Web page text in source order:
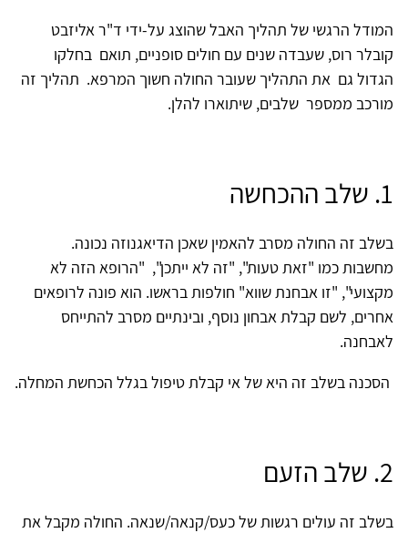
המודל הרגשי של תהליך האבל שהוצג על-ידי ד"ר אליזבט
קובלר רוס, שעבדה שנים עם חולים סופניים, תואם בחלקו
הגדול גם את התהליך שעובר החולה חשוך המרפא. תהליך זה
מורכב ממספר שלבים, שיתוארו להלן.
1. שלב ההכחשה
בשלב זה החולה מסרב להאמין שאכן הדיאגנוזה נכונה.
מחשבות כמו "זאת טעות", "זה לא ייתכן", "הרופא הזה לא
מקצועי", "זו אבחנת שווא" חולפות בראשו. הוא פונה לרופאים
אחרים, לשם קבלת אבחון נוסף, ובינתיים מסרב להתייחס
לאבחנה.
הסכנה בשלב זה היא של אי קבלת טיפול בגלל הכחשת המחלה.
2. שלב הזעם
בשלב זה עולים רגשות של כעס/קנאה/שנאה. החולה מקבל את